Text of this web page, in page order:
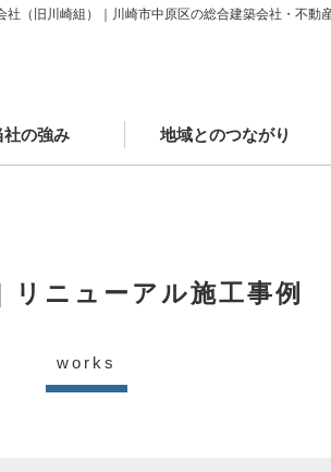
（旧川崎組）｜川崎市中原区の総合建築会社・不動
社の強み 地域とのつながり
リニューアル施工事例
works